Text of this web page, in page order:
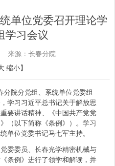
单位党委召开理论学
学习会议
来源：长春分院
缩小】
院分党组、系统单位党委组
学习习近平总书记关于解放思
要讲话精神、《中国共产党党
（以下简称《条例》）。学习
单位党委书记马七军主持。
委员、长春光学精密机械与
条例》进行了领学和解读，并